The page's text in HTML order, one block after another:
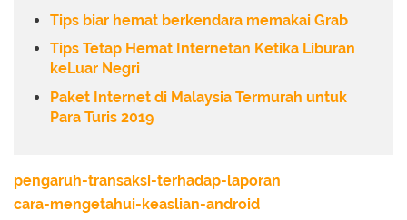
Tips biar hemat berkendara memakai Grab
Tips Tetap Hemat Internetan Ketika Liburan
keLuar Negri
Paket Internet di Malaysia Termurah untuk
Para Turis 2019
pengaruh-transaksi-terhadap-laporan
cara-mengetahui-keaslian-android